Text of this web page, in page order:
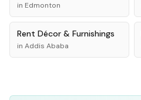
in Edmonton
Rent Décor & Furnishings
in Addis Ababa